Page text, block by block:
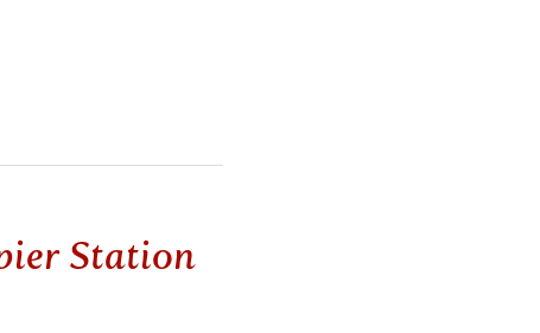
Station